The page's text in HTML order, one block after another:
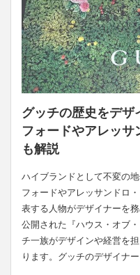
グッチの歴史をデザ
フォードやアレッサ
も解説
ハイブランドとして不変の
フォードやアレッサンドロ
表する人物がデザイナーを
公開された『ハウス・オブ
チ一族がデザインや経営を
ります。グッチのデザイナ